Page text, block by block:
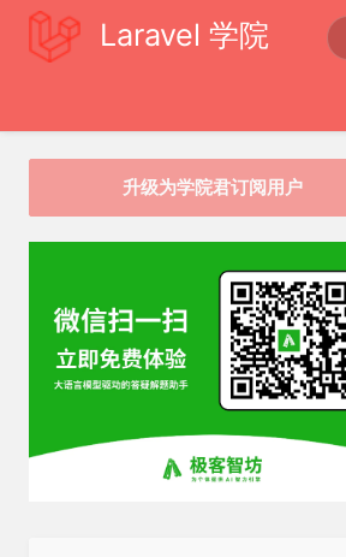
Laravel 学院
升级为学院君订阅用户